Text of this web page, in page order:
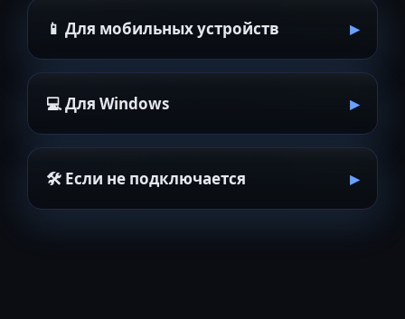
📱 Для мобильных устройств
💻 Для Windows
🛠 Если не подключается